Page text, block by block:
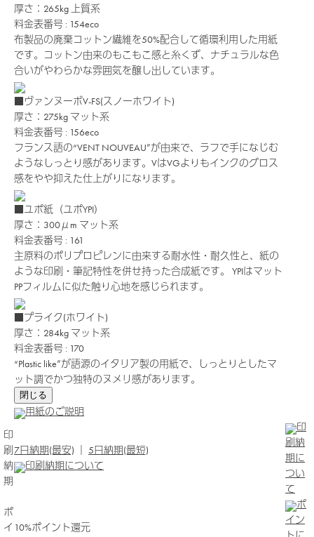
厚さ：265kg 上質系
料金表番号 : 154eco
布製品の廃棄コットン繊維を50%配合して循環利用した用紙
です。コットン由来のもこもこ感と糸くず、ナチュラルな色
合いがやわらかな雰囲気を醸し出しています。
■ヴァンヌーボV-FS(スノーホワイト)
厚さ：275kg マット系
料金表番号 : 156eco
フランス語の“VENT NOUVEAU”が由来で、ラフで手になじむ
ようなしっとり感があります。VはVGよりもインクのグロス
感をやや抑えた仕上がりになります。
■ユポ紙（ユポYPI）
厚さ：300μm マット系
料金表番号 : 161
主原料のポリプロピレンに由来する耐水性・耐久性と、紙の
ような印刷・筆記特性を併せ持った合成紙です。 YPIはマット
PPフィルムに似た触り心地を感じられます。
■プライク(ホワイト)
厚さ：284kg マット系
料金表番号 : 170
“Plastic like”が語源のイタリア製の用紙で、しっとりとしたマ
ット調でかつ独特のヌメリ感があります。
閉じる
用紙のご説明
印
刷
納
期
7日納期(最安)
5日納期(最短)
印刷納期について
印
刷納
期に
つい
て
ポ
イ 10%ポイント還元
ポ
イン